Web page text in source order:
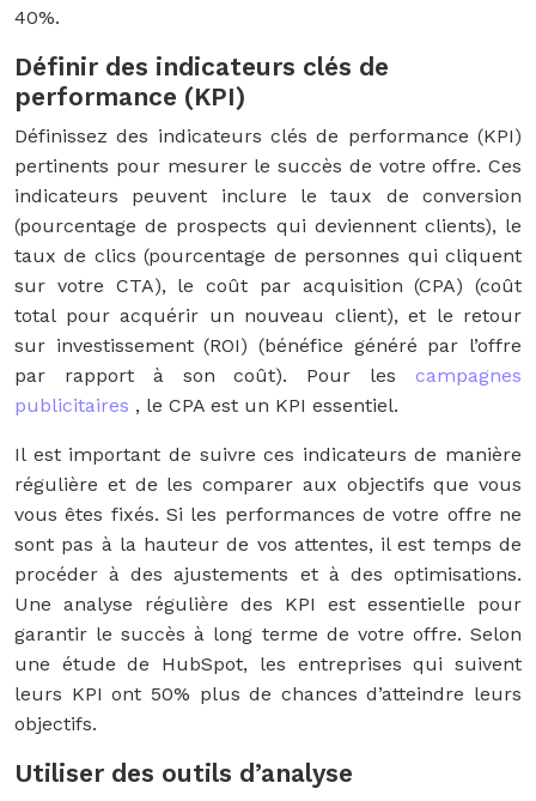
40%.
Définir des indicateurs clés de
performance (KPI)
Définissez des indicateurs clés de performance (KPI)
pertinents pour mesurer le succès de votre offre. Ces
indicateurs peuvent inclure le taux de conversion
(pourcentage de prospects qui deviennent clients), le
taux de clics (pourcentage de personnes qui cliquent
sur votre CTA), le coût par acquisition (CPA) (coût
total pour acquérir un nouveau client), et le retour
sur investissement (ROI) (bénéfice généré par l’offre
par rapport à son coût). Pour les campagnes
publicitaires , le CPA est un KPI essentiel.
Il est important de suivre ces indicateurs de manière
régulière et de les comparer aux objectifs que vous
vous êtes fixés. Si les performances de votre offre ne
sont pas à la hauteur de vos attentes, il est temps de
procéder à des ajustements et à des optimisations.
Une analyse régulière des KPI est essentielle pour
garantir le succès à long terme de votre offre. Selon
une étude de HubSpot, les entreprises qui suivent
leurs KPI ont 50% plus de chances d’atteindre leurs
objectifs.
Utiliser des outils d’analyse